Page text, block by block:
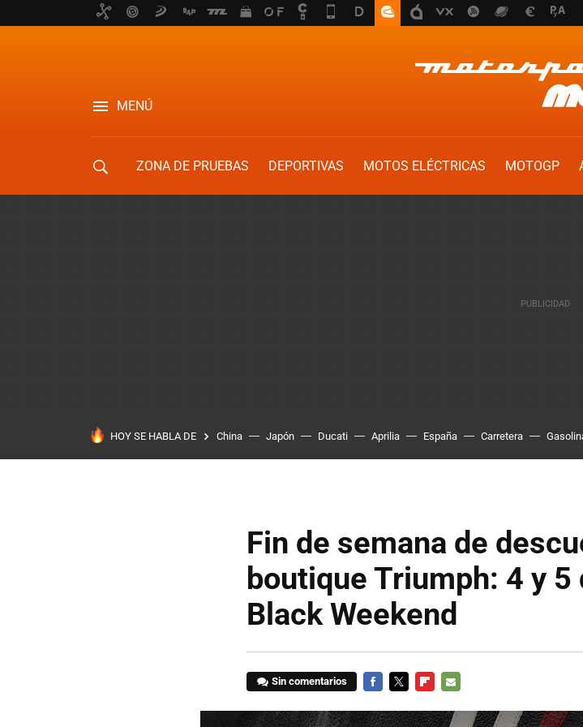
MENÚ
ZONA DE PRUEBAS DEPORTIVAS MOTOS ELÉCTRICAS MOTOGP
HOY SE HABLA DE China Japón Ducati Aprilia España Carretera
Fin de semana de
boutique Triumph: 4 y 5
Black Weekend
Sin comentarios
MAIL